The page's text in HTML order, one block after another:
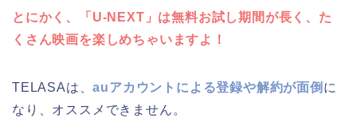
とにかく、「U-NEXT」は無料お試し期間が長く、た
くさん映画を楽しめちゃいますよ！
TELASAは、auアカウントによる登録や解約が面倒 に
なり、オススメできません。